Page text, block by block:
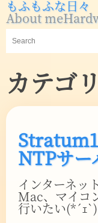
もふもふな日々
About me
カテゴ
NTPサー
インターネッ
Mac、マイコ
行いたい(*´ｪ`)